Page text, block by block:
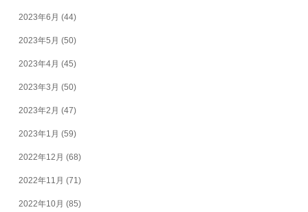
2023年6月 (44)
2023年5月 (50)
2023年4月 (45)
2023年3月 (50)
2023年2月 (47)
2023年1月 (59)
2022年12月 (68)
2022年11月 (71)
2022年10月 (85)